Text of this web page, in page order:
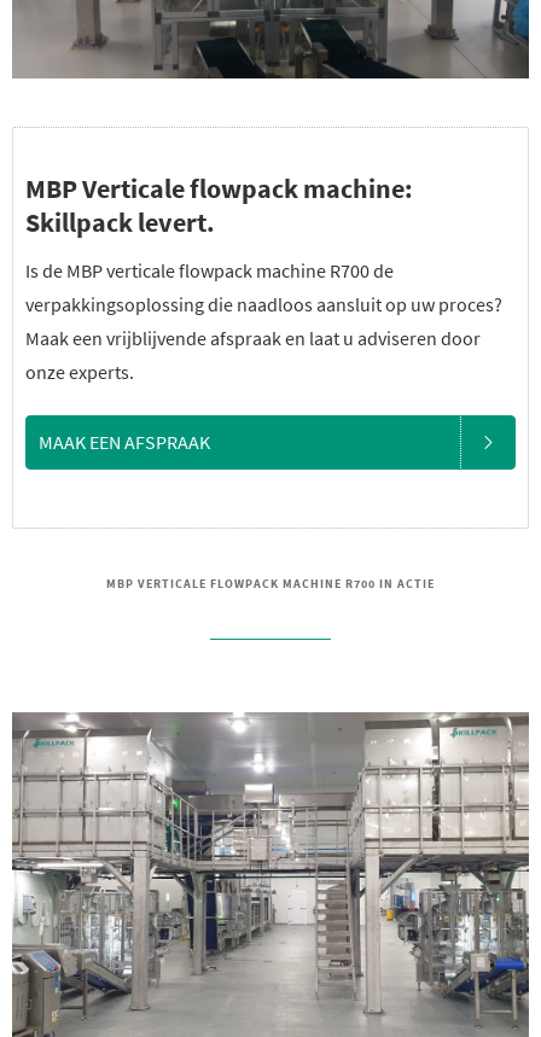
MBP Verticale flowpack machine:
Skillpack levert.
Is de MBP verticale flowpack machine R700 de
verpakkingsoplossing die naadloos aansluit op uw proces?
Maak een vrijblijvende afspraak en laat u adviseren door
onze experts.
MAAK EEN AFSPRAAK
MBP VERTICALE FLOWPACK MACHINE R700 IN ACTIE